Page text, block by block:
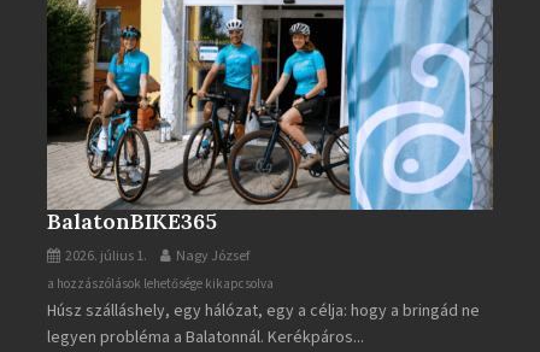
BalatonBIKE365
2026. július 1. Nagy József
BalatonBIKE365
bejegyzéshez
a hozzászólások lehetősége kikapcsolva
Húsz szálláshely, egy hálózat, egy a célja: hogy a bringád ne
legyen probléma a Balatonnál. Kerékpáros...